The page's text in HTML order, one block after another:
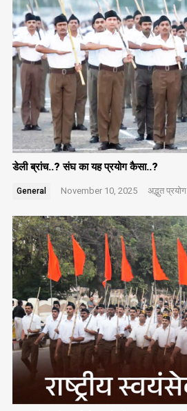
डेली ब्रांच..? संघ का यह प्रयोग कैसा..?
General November 10, 2025 अद्भुत प्रयोग